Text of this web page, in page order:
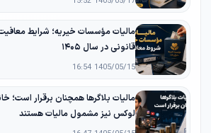
مالیات مؤسسات خیریه؛ شرایط معافیت
قانونی در سال ۱۴۰۵
1405/05/15 16:54
مالیات بلاگرها همچنان برقرار است؛
لوکس نیز مشمول مالیات هستند